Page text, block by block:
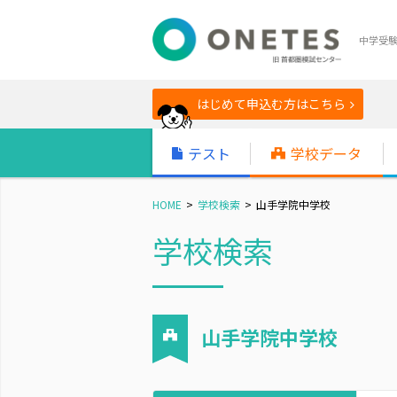
中学受
はじめて申込む方はこちら
テスト 学校データ
HOME 学校検索 山手学院中学校
学校検索
山手学院中学校